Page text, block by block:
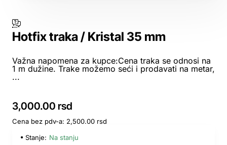
Hotfix traka / Kristal 35 mm
Važna napomena za kupce:Cena traka se odnosi na
1 m dužine. Trake možemo seći i prodavati na metar,
...
3,000.00 rsd
Cena bez pdv-a: 2,500.00 rsd
Stanje: Na stanju